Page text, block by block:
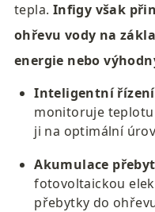
tepla. Infigy však
ohřevu vody na
energie nebo
Inteligentní
monitoruje
ji na optimální
Akumulace
fotovoltaickou
přebytky do